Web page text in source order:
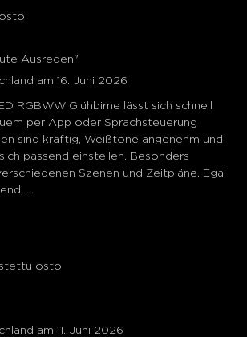
Ausreden"
am 16. Juni 2026
RGBWW Glühbirne lässt sich schnell
per App oder Sprachsteuerung
sind kräftig, Weißtöne angenehm und
passend einstellen. Besonders
Szenen und Zeitpläne. Egal
...
osto
am 11. Juni 2026